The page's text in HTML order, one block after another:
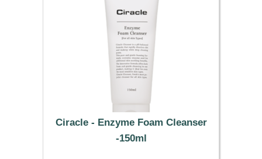
Ciracle - Enzyme Foam Cleanser
-150ml